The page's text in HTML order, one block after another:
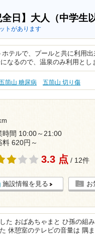
全日】大人（中学生
トがあります
テルで、プールと共に利用
なるので、温泉のみ利用とし
箇山 糖尿病 五箇山 切り傷
時間 10:00～21:00
料 620円～
3.3 点 / 12件
施設情報を見る お
た おばあちゃまと ひ孫の組
休憩室のテレビの音量は 隅